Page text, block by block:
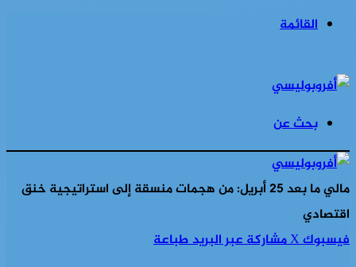
القائمة
بحث عن
مالي ما بعد 25 أبريل: من هجمات منسقة إلى استراتيجية خنق
اقتصادي
فيسبوك‫Xمشاركة عبر البريدطباعة